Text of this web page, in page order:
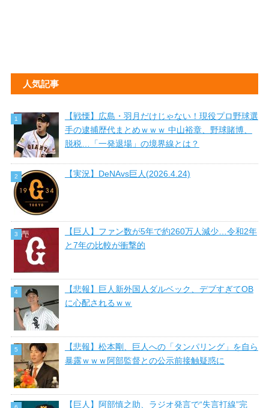
人気記事
【戦慄】広島・羽月だけじゃない！現役プロ野球選
手の逮捕歴代まとめｗｗｗ 中山裕章、野球賭博、
脱税…「一発退場」の境界線とは？
【実況】DeNAvs巨人(2026.4.24)
【巨人】ファン数が5年で約260万人減少…令和2年
と7年の比較が衝撃的
【悲報】巨人新外国人ダルベック、デブすぎてOB
に心配されるｗｗ
【悲報】松本剛、巨人への「タンパリング」を自ら
暴露ｗｗｗ阿部監督との公示前接触疑惑に
【巨人】阿部慎之助、ラジオ発言で“失言打線”完